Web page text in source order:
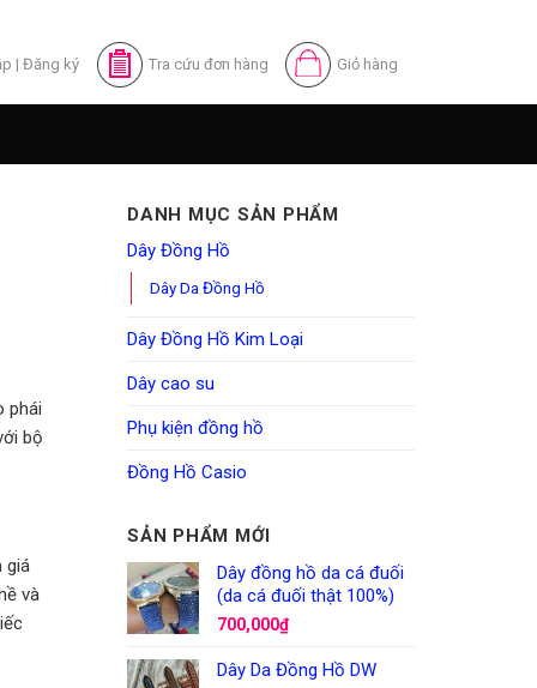
| Đăng ký Tra cứu đơn hàng Giỏ hàng
phái
bộ
giá
và
DANH MỤC SẢN PHẨM
Dây Đồng Hồ
Dây Da Đồng Hồ
Dây Đồng Hồ Kim Loại
Dây cao su
Phụ kiện đồng hồ
Đồng Hồ Casio
SẢN PHẨM MỚI
Dây đồng hồ da cá đuối
(da cá đuối thật 100%)
700,000₫
Dây Da Đồng Hồ DW